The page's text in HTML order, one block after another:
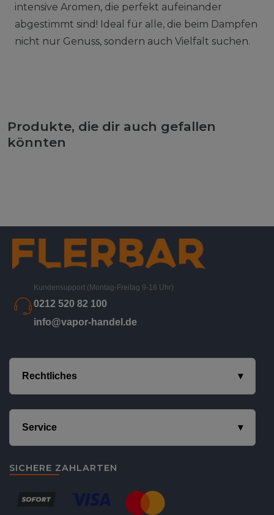
intensive Aromen, die perfekt aufeinander
abgestimmt sind! Ideal für alle, die beim Dampfen
nicht nur Genuss, sondern auch Vielfalt suchen.
Produkte, die dir auch gefallen
könnten
Kundensupport (Montag-Freitag 9-16 Uhr)
0212 520 82 100
info@vapor-handel.de
Rechtliches
Service
SICHERE ZAHLARTEN